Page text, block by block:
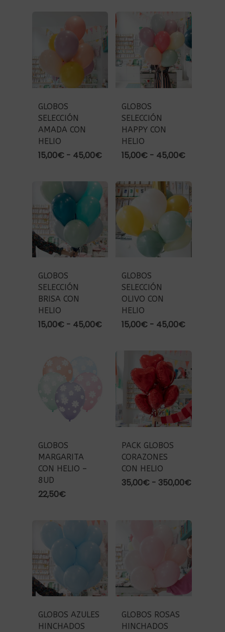
desde
15,00€
hasta
45,00€
GLOBOS
SELECCIÓN
AMADA CON
HELIO
15,00€ - 45,00€Rango
desde
15,00€
hasta
45,00€
GLOBOS
SELECCIÓN
HAPPY CON
HELIO
15,00€ - 45,00€Rango
desde
15,00€
hasta
45,00€
GLOBOS
SELECCIÓN
BRISA CON
HELIO
15,00€ - 45,00€Rango
desde
15,00€
hasta
45,00€
GLOBOS
SELECCIÓN
OLIVO CON
HELIO
15,00€ - 45,00€Rango
15,00€
hasta
45,00€
GLOBOS
MARGARITA
CON HELIO –
8UD
22,50€
PACK GLOBOS
CORAZONES
CON HELIO
35,00€ - 350,00€Rango
35,00€
hasta
350,00€
GLOBOS AZULES
HINCHADOS
GLOBOS ROSAS
HINCHADOS